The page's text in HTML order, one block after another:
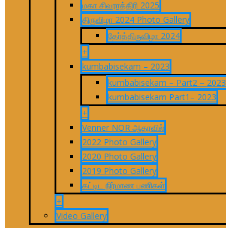
மகா சிவராத்திரி 2025
திருவிழா 2024 Photo Gallery
தேர்த்திருவிழா 2024
+
kumbabisekam – 2023
kumbabisekam – Part2 – 2023
kumbabisekam Part1– 2023
+
Venner NOR ஆதரவில்
2022 Photo Gallery
2020 Photo Gallery
2019 Photo Gallery
கட்டிட நிர்மாண பணிகள்
+
Video Gallery